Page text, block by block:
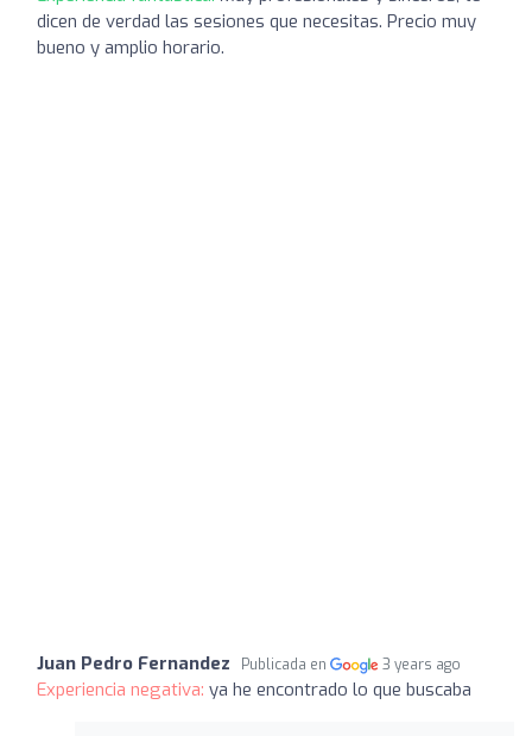
dicen de verdad las sesiones que necesitas. Precio muy
bueno y amplio horario.
Juan Pedro Fernandez Publicada en 3 years ago
Experiencia negativa: ya he encontrado lo que buscaba